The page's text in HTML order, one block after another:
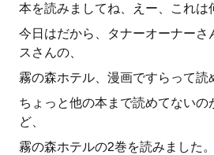
本を読みましてね、えー、これは
今日はだから、タナーオーナーさ
スさんの、
霧の森ホテル、漫画ですらって読
ちょっと他の本まで読めてないの
ど、
霧の森ホテルの2巻を読みました。